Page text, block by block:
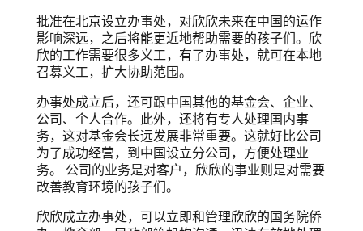
批准在北京设立办事处，对欣欣未来在中国的运作
影响深远，之后将能更近地帮助需要的孩子们。欣
欣的工作需要很多义工，有了办事处，就可在本地
召募义工，扩大协助范围。
办事处成立后，还可跟中国其他的基金会、企业、
公司、个人合作。此外，还将有专人处理国内事
务，这对基金会长远发展非常重要。这就好比公司
为了成功经营，到中国设立分公司，方便处理业
务。 公司的业务是对客户，欣欣的事业则是对需要
改善教育环境的孩子们。
欣欣成立办事处，可以立即和管理欣欣的国务院侨